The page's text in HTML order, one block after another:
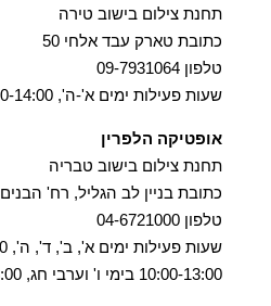
תחנת צילום בישוב טירה
כתובת טארק עבד אלחי 50
טלפון 09-7931064
שעות פעילות ימים א'-ה', 10:00-14:00 | 16:00-20:00
אופטיקה הלפרין
תחנת צילום בישוב טבריה
כתובת בניין לב הגליל, רח' הבנים 2, ליד המשביר לצרכן
טלפון 04-6721000
10:00-13:00 בימי ו' וערבי חג, 10:00-13:00